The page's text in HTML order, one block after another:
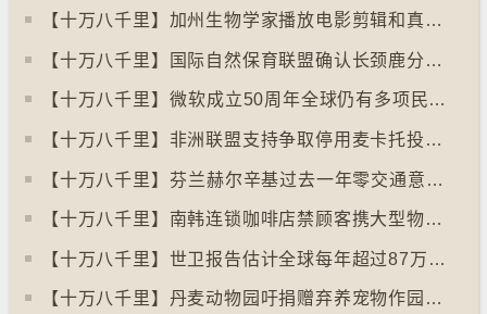
【十万八千里】加州生物学家播放电影剪辑和真人声音驱狼
【十万八千里】国际自然保育联盟确认长颈鹿分四个品种有助制订保育方案
【十万八千里】⁠微软成立50周年全球仍有多项民生系统沿用旧视窗系统
【十万八千里】非洲联盟支持争取停用麦卡托投影法地点
【十万八千里】⁠芬兰赫尔辛基过去一年零交通意外致死个案
【十万八千里】南韩连锁咖啡店禁顾客携大型物品以减少长期占位办公情况
【十万八千里】世卫报告估计全球每年超过87万死亡个案与孤独病有关
【十万八千里】丹麦动物园吁捐赠弃养宠物作园内动物食粮